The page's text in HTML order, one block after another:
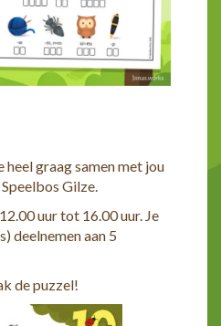
heel graag samen met jou
Gilze.
uur tot 16.00 uur. Je
deelnemen aan 5
de puzzel!